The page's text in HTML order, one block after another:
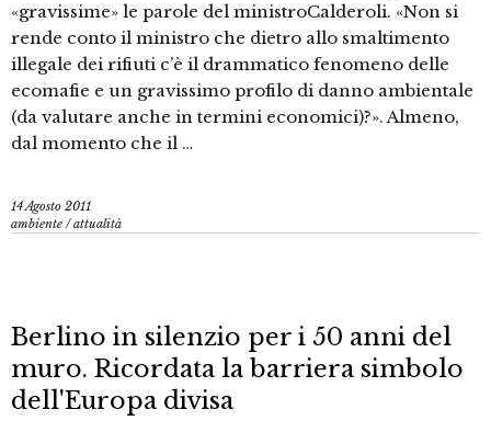
«gravissime» le parole del ministroCalderoli. «Non si
rende conto il ministro che dietro allo smaltimento
illegale dei rifiuti c’è il drammatico fenomeno delle
ecomafie e un gravissimo profilo di danno ambientale
(da valutare anche in termini economici)?». Almeno,
dal momento che il …
14 Agosto 2011
ambiente /attualità
Berlino in silenzio per i 50 anni del
muro. Ricordata la barriera simbolo
dell'Europa divisa